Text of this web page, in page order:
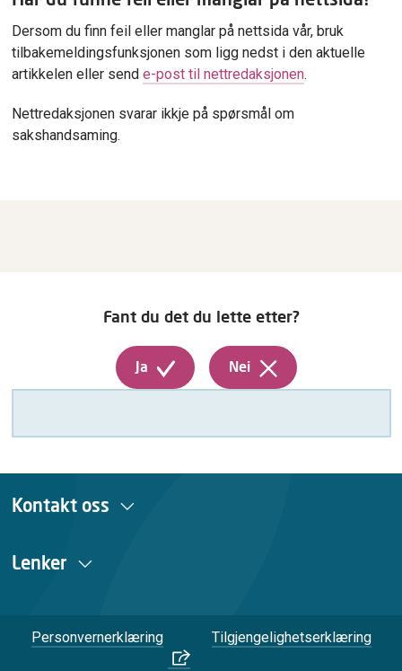
Dersom du finn feil eller manglar på nettsida vår, bruk
tilbakemeldingsfunksjonen som ligg nedst i den aktuelle
artikkelen eller send e-post til nettredaksjonen.
Nettredaksjonen svarar ikkje på spørsmål om
sakshandsaming.
Fant du det du lette etter?
Ja Nei
Kontakt oss
Lenker
Personvernerklæring Tilgjengelighetserklæring